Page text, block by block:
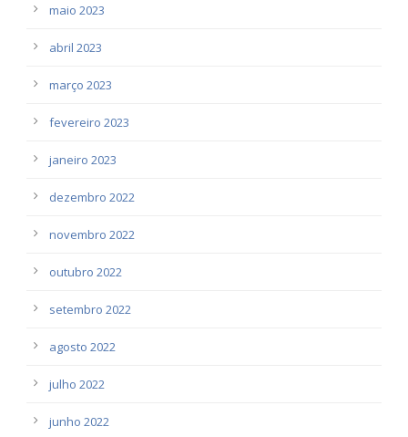
maio 2023
abril 2023
março 2023
fevereiro 2023
janeiro 2023
dezembro 2022
novembro 2022
outubro 2022
setembro 2022
agosto 2022
julho 2022
junho 2022